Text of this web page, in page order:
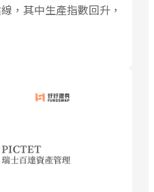
，其中生產指數回升，